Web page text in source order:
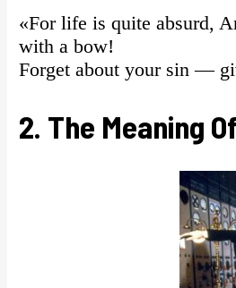
«For life is quite absurd,
with a bow!
Forget about your sin —
2. The Meaning